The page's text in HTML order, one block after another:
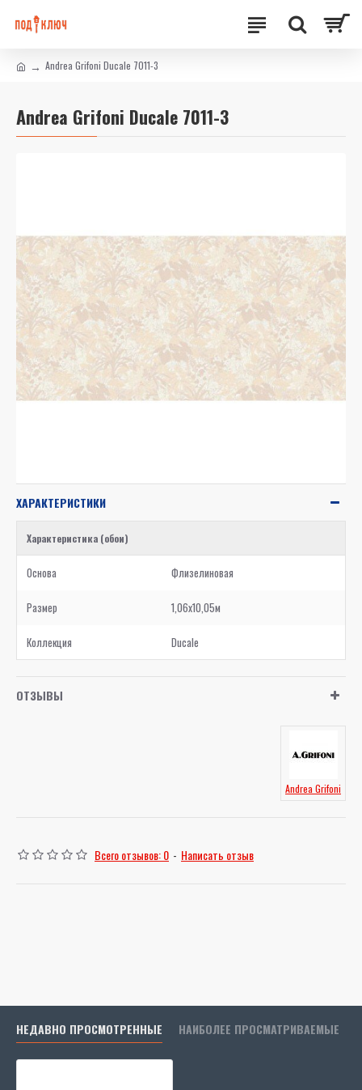
Andrea Grifoni Ducale 7011-3
Andrea Grifoni Ducale 7011-3
ХАРАКТЕРИСТИКИ
Характеристика (обои)
Основа Флизелиновая
Размер 1,06x10,05м
Коллекция Ducale
ОТЗЫВЫ
Andrea Grifoni
Всего отзывов: 0 - Написать отзыв
НЕДАВНО ПРОСМОТРЕННЫЕ НАИБОЛЕЕ ПРОСМАТРИВАЕМЫЕ